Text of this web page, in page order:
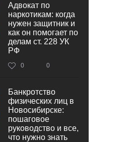
Адвокат по
наркотикам: когда
нужен защитник и
как он помогает по
делам ст. 228 УК
РФ
0 0
Банкротство
физических лиц в
Новосибирске:
пошаговое
руководство и все,
что нужно знать